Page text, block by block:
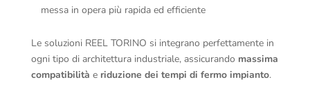
messa in opera più rapida ed efficiente
Le soluzioni REEL TORINO si integrano perfettamente in
ogni tipo di architettura industriale, assicurando massima
compatibilità e riduzione dei tempi di fermo impianto.